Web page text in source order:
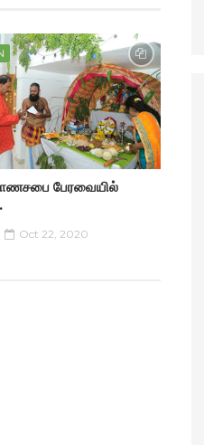
பேரவையில்
Oct 22, 2020